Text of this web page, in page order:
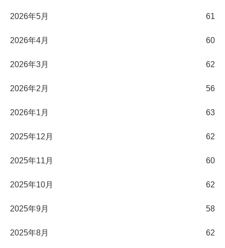
2026年5月 61
2026年4月 60
2026年3月 62
2026年2月 56
2026年1月 63
2025年12月 62
2025年11月 60
2025年10月 62
2025年9月 58
2025年8月 62